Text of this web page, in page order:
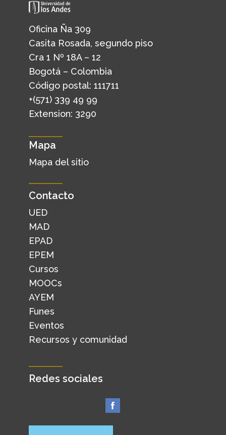
Oficina Ña 309
Casita Rosada, segundo piso
Cra 1 Nº 18A – 12
Bogotá – Colombia
Código postal: 111711
+(571) 339 49 99
Extension: 3290
Mapa
Mapa del sitio
Contacto
UED
MAD
EPAD
EPEM
Cursos
MOOCs
AYEM
Funes
Eventos
Recursos y comunidad
Redes sociales